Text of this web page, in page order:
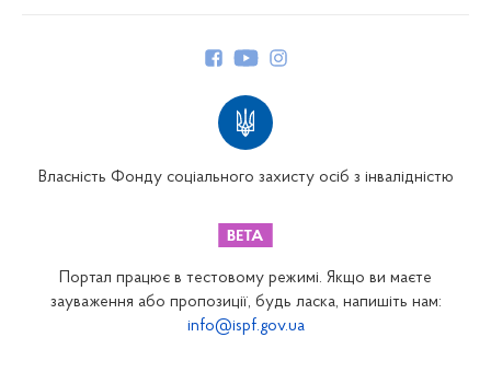
Закарпатське відділення
Запорізьке відділення
Власність Фонду соціального захисту осіб з інвалідністю
Портал працює в тестовому режимі. Якщо ви маєте
зауваження або пропозиції, будь ласка, напишіть нам:
info@ispf.gov.ua